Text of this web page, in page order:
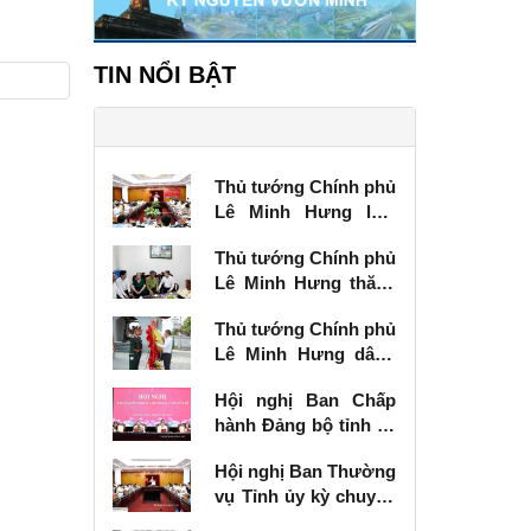
TIN NỔI BẬT
Thủ tướng Chính phủ
Lê Minh Hưng làm
vụ Tỉnh ủy Lạng Sơn
Thủ tướng Chính phủ
Lê Minh Hưng thăm,
binh tại Lạng Sơn
Thủ tướng Chính phủ
Lê Minh Hưng dâng
các Anh hùng liệt sĩ
tại Lạng Sơn
Hội nghị Ban Chấp
hành Đảng bộ tỉnh kỳ
Hội nghị Ban Thường
vụ Tỉnh ủy kỳ chuyên